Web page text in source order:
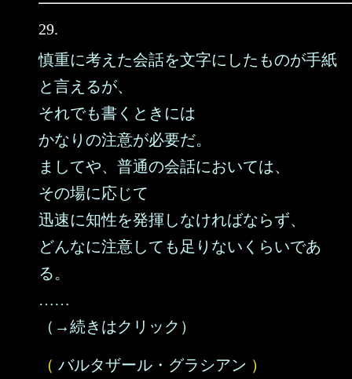
29.
慎重に考えた会話を文字にしたものが手紙
と言えるが、
それでも書くときには
かなりの注意が必要だ。
ましてや、普通の会話においては、
その場に応じて
迅速に知性を発揮しなければならず、
どんなに注意しても足りないくらいであ
る。
……
（→続きはクリック）
（ バルタザール・グラシアン ）